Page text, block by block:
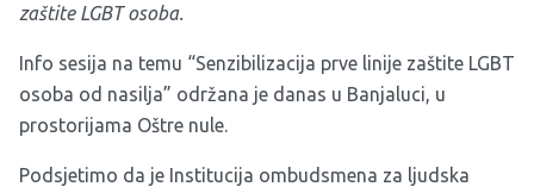
zaštite LGBT osoba.
Info sesija na temu “Senzibilizacija prve linije zaštite LGBT
osoba od nasilja” održana je danas u Banjaluci, u
prostorijama Oštre nule.
Podsjetimo da je Institucija ombudsmena za ljudska